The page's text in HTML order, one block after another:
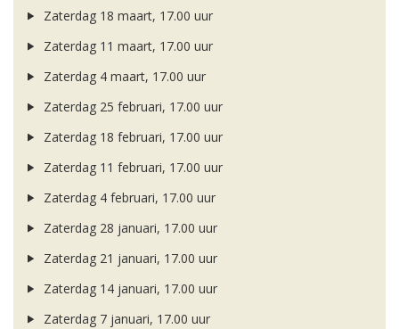
Zaterdag 18 maart, 17.00 uur
Zaterdag 11 maart, 17.00 uur
Zaterdag 4 maart, 17.00 uur
Zaterdag 25 februari, 17.00 uur
Zaterdag 18 februari, 17.00 uur
Zaterdag 11 februari, 17.00 uur
Zaterdag 4 februari, 17.00 uur
Zaterdag 28 januari, 17.00 uur
Zaterdag 21 januari, 17.00 uur
Zaterdag 14 januari, 17.00 uur
Zaterdag 7 januari, 17.00 uur